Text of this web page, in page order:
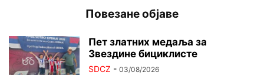
Повезане објаве
Пет златних медаља за
Звездине бициклисте
SDCZ - 03/08/2026